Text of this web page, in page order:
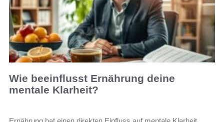
Wie beeinflusst Ernährung deine
mentale Klarheit?